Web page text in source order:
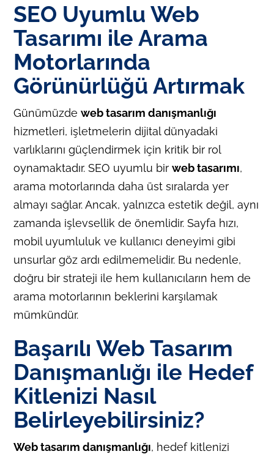
SEO Uyumlu Web
Tasarımı ile Arama
Motorlarında
Görünürlüğü Artırmak
Günümüzdeweb tasarım danışmanlığı
hizmetleri, işletmelerin dijital dünyadaki
varlıklarını güçlendirmek için kritik bir rol
oynamaktadır. SEO uyumlu birweb tasarımı,
arama motorlarında daha üst sıralarda yer
almayı sağlar. Ancak, yalnızca estetik değil, aynı
zamanda işlevsellik de önemlidir. Sayfa hızı,
mobil uyumluluk ve kullanıcı deneyimi gibi
unsurlar göz ardı edilmemelidir. Bu nedenle,
doğru bir strateji ile hem kullanıcıların hem de
arama motorlarının beklerini karşılamak
mümkündür.
Başarılı Web Tasarım
Danışmanlığı ile Hedef
Kitlenizi Nasıl
Belirleyebilirsiniz?
Web tasarım danışmanlığı, hedef kitlenizi